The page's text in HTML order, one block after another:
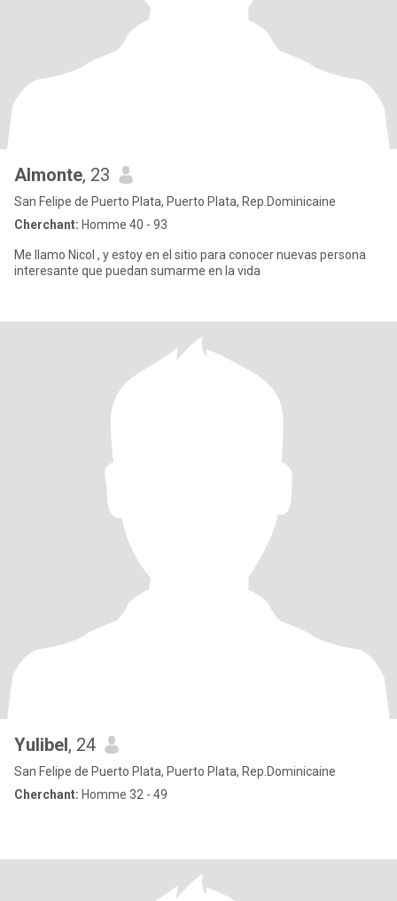
Almonte, 23
San Felipe de Puerto Plata, Puerto Plata, Rep.Dominicaine
Cherchant: Homme 40 - 93
Me llamo Nicol , y estoy en el sitio para conocer nuevas persona
interesante que puedan sumarme en la vida
Yulibel, 24
San Felipe de Puerto Plata, Puerto Plata, Rep.Dominicaine
Cherchant: Homme 32 - 49